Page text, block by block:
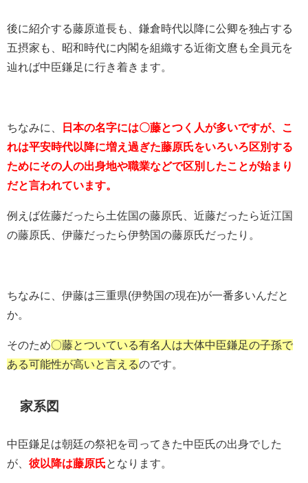
後に紹介する藤原道長も、鎌倉時代以降に公卿を独占する
五摂家も、昭和時代に内閣を組織する近衛文麿も全員元を
辿れば中臣鎌足に行き着きます。
ちなみに、
日本の名字には〇藤とつく人が多いですが、こ
れは平安時代以降に増え過ぎた藤原氏をいろいろ区別する
ためにその人の出身地や職業などで区別したことが始まり
だと言われています。
例えば佐藤だったら土佐国の藤原氏、近藤だったら近江国
の藤原氏、伊藤だったら伊勢国の藤原氏だったり。
ちなみに、伊藤は三重県(伊勢国の現在)が一番多いんだと
か。
そのため〇藤とついている有名人は大体中臣鎌足の子孫で
ある可能性が高いと言えるのです。
家系図
中臣鎌足は朝廷の祭祀を司ってきた中臣氏の出身でした
が、 彼以降は藤原氏 となります。